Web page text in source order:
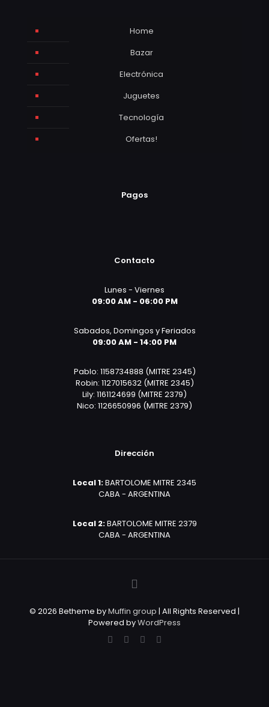
Home
Bazar
Electrónica
Juguetes
Tecnología
Ofertas!
Pagos
Contacto
Lunes - Viernes
09:00 AM - 06:00 PM
Sabados, Domingos y Feriados
09:00 AM - 14:00 PM
Pablo: 1158734888 (MITRE 2345)
Robin: 1127015632 (MITRE 2345)
Lily: 1161124699 (MITRE 2379)
Nico: 1126650996 (MITRE 2379)
Dirección
Local 1:BARTOLOME MITRE 2345
CABA - ARGENTINA
Local 2:BARTOLOME MITRE 2379
CABA - ARGENTINA
© 2026 Betheme byMuffin group | All Rights Reserved |
Powered byWordPress